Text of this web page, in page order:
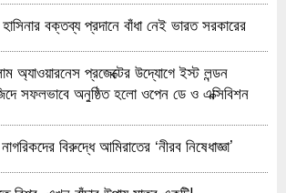
বক্তব্য প্রদানে বাঁধা নেই ভারত সরকারের
অ্যাওয়ারনেস প্রজেক্টের উদ্যোগে ইস্ট লন্ডন
সফলভাবে অনুষ্ঠিত হলো ওপেন ডে ও এক্সিবিশন
বিরুদ্ধে আমিরাতের ‘নীরব নিষেধাজ্ঞা’